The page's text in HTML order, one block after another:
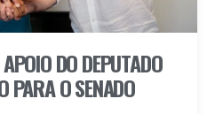
DO DEPUTADO
PARA O SENADO